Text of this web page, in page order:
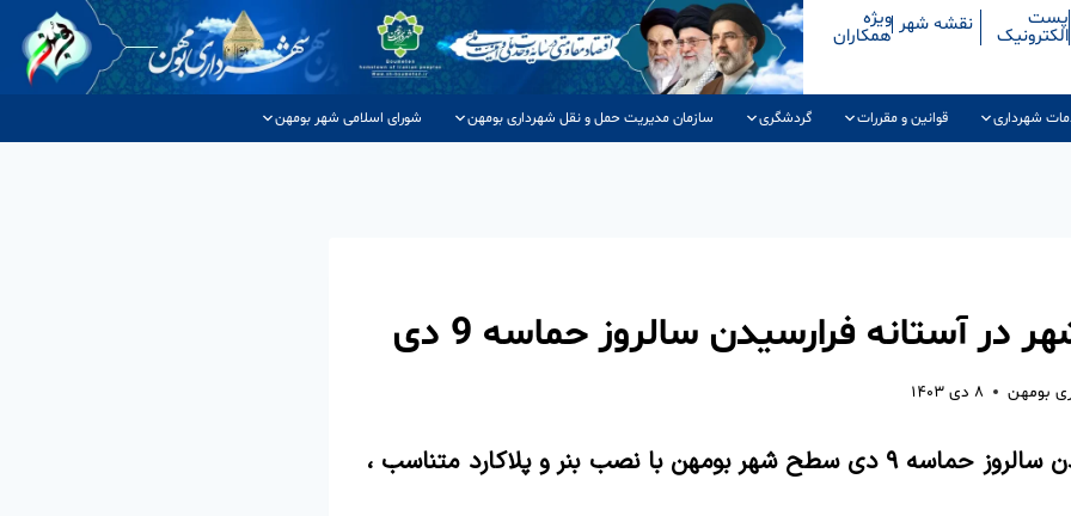
پست
الکترونیک نقشه شهر ویژه
همکاران
شهرداری قوانین و مقررات گردشگری سازمان مدیریت حمل و نقل شهرداری بومهن شورای اسلامی شهر بومهن
در آستانه فرارسیدن سالروز حماسه 9 دی
بومهن ۸ دی ۱۴۰۳
در آستانه فرارسیدن سالروز حماسه ۹ دی سطح شهر بومهن با نصب بنر و پلاکارد متناسب ،